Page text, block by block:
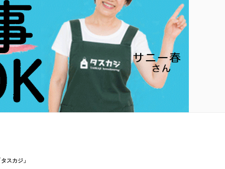
スカジ」